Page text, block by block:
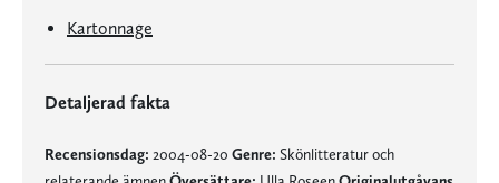
Kartonnage
Detaljerad fakta
Recensionsdag: 2004-08-20 Genre: Skönlitteratur och